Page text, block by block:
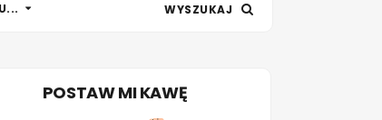
WYSZUKAJ
POSTAW MI KAWĘ